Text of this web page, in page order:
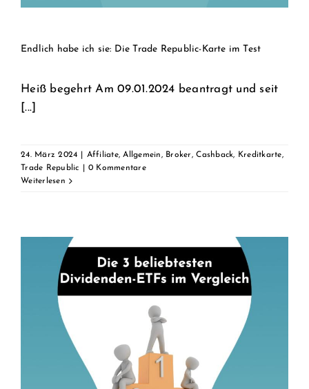
Endlich habe ich sie: Die Trade Republic-Karte im Test
Heiß begehrt Am 09.01.2024 beantragt und seit
[...]
24. März 2024 Affiliate,Allgemein, Broker,Cashback, Kreditkarte,
Trade Republic
0 Kommentare
Weiterlesen